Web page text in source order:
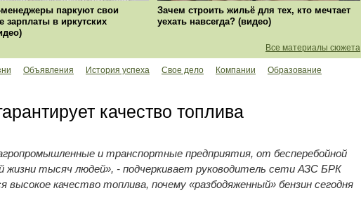
паркуют свои
зарплаты в иркутских
Зачем строить жильё для тех, кто мечтает
уехать навсегда? (видео)
Все материалы сюжета
Объявления История успеха Свое дело Компании
Образование
качество топлива
и транспортные предприятия, от бесперебойной
тысяч людей», - подчеркивает руководитель сети АЗС БРК
высокое качество топлива, почему «разбодяженный» бензин сегодня